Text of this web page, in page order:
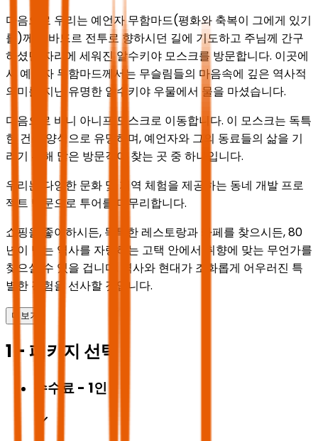
다음으로 우리는 예언자 무함마드(평화와 축복이 그에게 있기
를)께서 바드르 전투로 향하시던 길에 기도하고 주님께 간구
하셨던 자리에 세워진 알수키야 모스크를 방문합니다. 이곳에
서 예언자 무함마드께서는 무슬림들의 마음속에 깊은 역사적
의미를 지닌 유명한 알수키야 우물에서 물을 마셨습니다.
다음으로 바니 아니프 모스크로 이동합니다. 이 모스크는 독특
한 건축 양식으로 유명하며, 예언자와 그의 동료들의 삶을 기
리기 위해 많은 방문객이 찾는 곳 중 하나입니다.
우리는 다양한 문화 및 지역 체험을 제공하는 동네 개발 프로
젝트 방문으로 투어를 마무리합니다.
쇼핑을 좋아하시든, 독특한 레스토랑과 카페를 찾으시든, 80
년이 넘는 역사를 자랑하는 고택 안에서 취향에 맞는 무언가를
찾으실 수 있을 겁니다. 역사와 현대가 조화롭게 어우러진 특
별한 경험을 선사할 것입니다.
더보기
1 - 패키지 선택
수수료 - 1인